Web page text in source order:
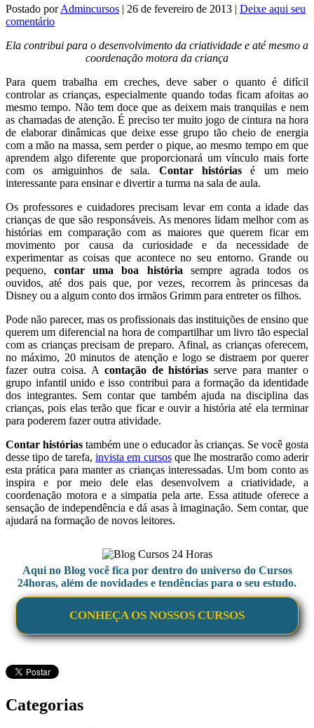
Postado porAdmincursos | 26 de fevereiro de 2013 | Deixe aqui seu
comentário
Ela contribui para o desenvolvimento da criatividade e até mesmo a
coordenação motora da criança
Para quem trabalha em creches, deve saber o quanto é difícil
controlar as crianças, especialmente quando todas ficam afoitas ao
mesmo tempo. Não tem doce que as deixem mais tranquilas e nem
as chamadas de atenção. É preciso ter muito jogo de cintura na hora
de elaborar dinâmicas que deixe esse grupo tão cheio de energia
com a mão na massa, sem perder o pique, ao mesmo tempo em que
aprendem algo diferente que proporcionará um vínculo mais forte
com os amiguinhos de sala. Contar histórias é um meio
interessante para ensinar e divertir a turma na sala de aula.
Os professores e cuidadores precisam levar em conta a idade das
crianças de que são responsáveis. As menores lidam melhor com as
histórias em comparação com as maiores que querem ficar em
movimento por causa da curiosidade e da necessidade de
experimentar as coisas que acontece no seu entorno. Grande ou
pequeno,contar uma boa históriasempre agrada todos os
ouvidos, até dos pais que, por vezes, recorrem às princesas da
Disney ou a algum conto dos irmãos Grimm para entreter os filhos.
Pode não parecer, mas os profissionais das instituições de ensino que
querem um diferencial na hora de compartilhar um livro tão especial
com as crianças precisam de preparo. Afinal, as crianças oferecem,
no máximo, 20 minutos de atenção e logo se distraem por querer
fazer outra coisa. A contação de histórias serve para manter o
grupo infantil unido e isso contribui para a formação da identidade
dos integrantes. Sem contar que também ajuda na disciplina das
crianças, pois elas terão que ficar e ouvir a história até ela terminar
para poderem fazer outra atividade.
Contar histórias também une o educador às crianças. Se você gosta
desse tipo de tarefa,invista em cursosque lhe mostrarão como aderir
esta prática para manter as crianças interessadas. Um bom conto as
inspira e por meio dele elas desenvolvem a criatividade, a
coordenação motora e a simpatia pela arte. Essa atitude oferece a
sensação de independência e dá asas à imaginação. Sem contar, que
ajudará na formação de novos leitores.
Aqui no Blog você fica por dentro do universo do Cursos
24horas, além de novidades e tendências para o seu estudo.
CONHEÇA OS NOSSOS CURSOS
Categorias